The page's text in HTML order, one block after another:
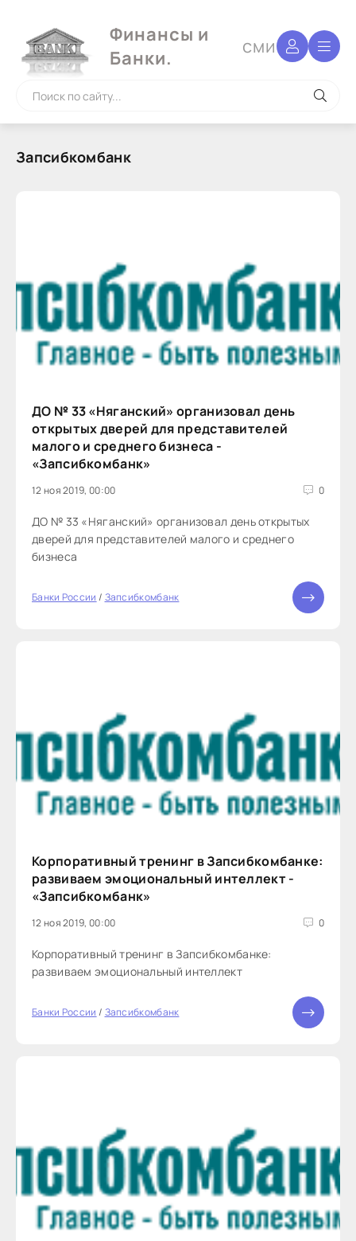
Финансы и
Банки.
сми
Запсибкомбанк
ДО № 33 «Няганский» организовал день
открытых дверей для представителей
малого и среднего бизнеса -
«Запсибкомбанк»
12 ноя 2019, 00:00 0
ДО № 33 «Няганский» организовал день открытых
дверей для представителей малого и среднего
бизнеса
Банки России / Запсибкомбанк
Корпоративный тренинг в Запсибкомбанке:
развиваем эмоциональный интеллект -
«Запсибкомбанк»
12 ноя 2019, 00:00 0
Корпоративный тренинг в Запсибкомбанке:
развиваем эмоциональный интеллект
Банки России / Запсибкомбанк